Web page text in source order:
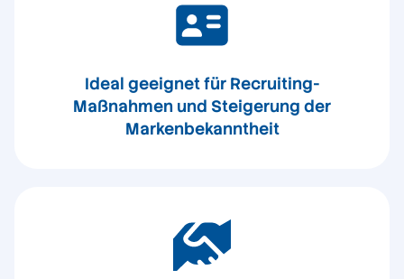
Ideal geeignet für Recruiting-
Maßnahmen und Steigerung der
Markenbekanntheit